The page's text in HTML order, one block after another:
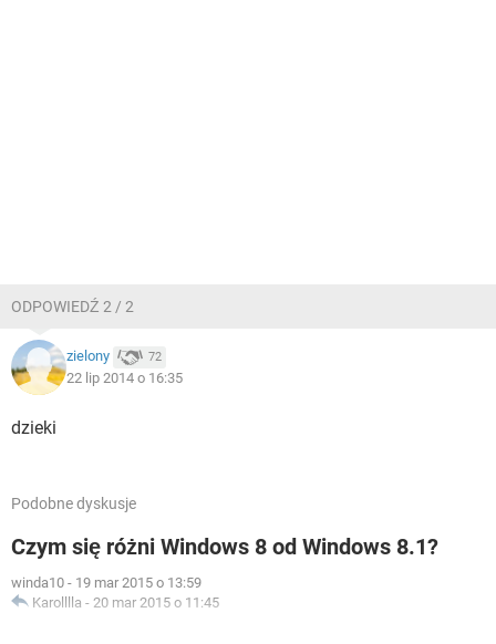
ODPOWIEDŹ 2 / 2
zielony 72
22 lip 2014 o 16:35
dzieki
Podobne dyskusje
Czym się różni Windows 8 od Windows 8.1?
winda10 - 19 mar 2015 o 13:59
Karolllla - 20 mar 2015 o 11:45